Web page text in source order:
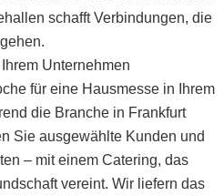
schafft Verbindungen, die
Unternehmen
für eine Hausmesse in Ihrem
die Branche in Frankfurt
Sie ausgewählte Kunden und
– mit einem Catering, das
vereint. Wir liefern das